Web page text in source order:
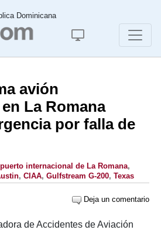
Dominicana
avión
La Romana
por falla de
internacional de La Romana,
, CIAA, Gulfstream G-200, Texas
Deja un comentario
de Accidentes de Aviación